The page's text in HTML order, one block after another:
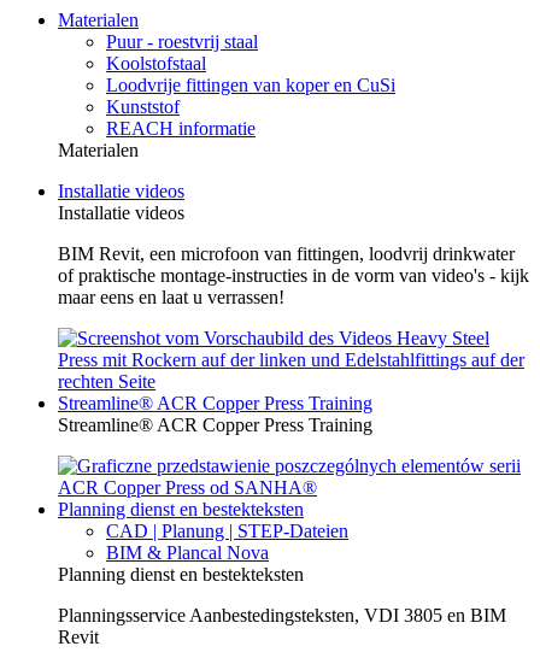
Materialen
Puur - roestvrij staal
Koolstofstaal
Loodvrije fittingen van koper en CuSi
Kunststof
REACH informatie
Materialen
Installatie videos
Installatie videos
BIM Revit, een microfoon van fittingen, loodvrij drinkwater
of praktische montage-instructies in de vorm van video's - kijk
maar eens en laat u verrassen!
Streamline® ACR Copper Press Training
Streamline® ACR Copper Press Training
Planning dienst en bestekteksten
CAD | Planung | STEP-Dateien
BIM & Plancal Nova
Planning dienst en bestekteksten
Planningsservice Aanbestedingsteksten, VDI 3805 en BIM
Revit